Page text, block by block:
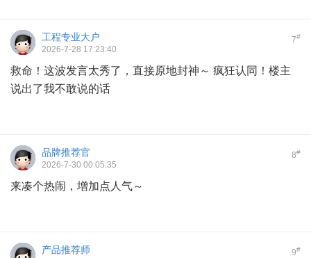
7#
工程专业大户
2026-7-28 17:23:40
救命！这波发言太秀了，直接原地封神～ 疯狂认同！楼主
说出了我不敢说的话
8#
品牌推荐官
2026-7-30 00:05:35
来凑个热闹，增加点人气～
9#
产品推荐师